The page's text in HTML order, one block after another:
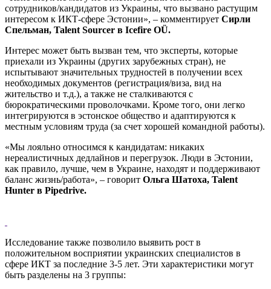
сотрудников/кандидатов из Украины, что вызвано растущим
интересом к ИКТ-сфере Эстонии», – комментирует Сирли
Спельман, Talent Sourcer в Icefire OÜ.
Интерес может быть вызван тем, что эксперты, которые
приехали из Украины (других зарубежных стран), не
испытывают значительных трудностей в получении всех
необходимых документов (регистрация/виза, вид на
жительство и т.д.), а также не сталкиваются с
бюрократическими проволочками. Кроме того, они легко
интегрируются в эстонское общество и адаптируются к
местным условиям труда (за счет хорошей командной работы).
«Мы лояльно относимся к кандидатам: никаких
нереалистичных дедлайнов и перегрузок. Люди в Эстонии,
как правило, лучше, чем в Украине, находят и поддерживают
баланс жизнь/работа», – говорит Ольга Шатоха, Talent
Hunter в Pipedrive.
Исследование также позволило выявить рост в
положительном восприятии украинских специалистов в
сфере ИКТ за последние 3-5 лет. Эти характеристики могут
быть разделены на 3 группы: